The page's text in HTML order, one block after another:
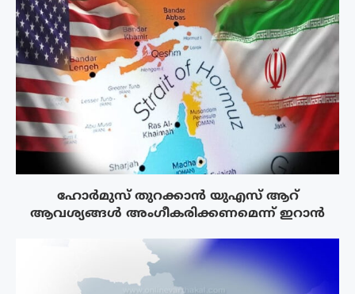
ഹോർമുസ് തുറക്കാൻ യുഎസ് ആറ്
ആവശ്യങ്ങൾ അംഗീകരിക്കണമെന്ന് ഇറാൻ